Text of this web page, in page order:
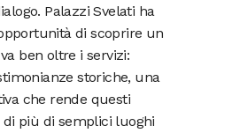
Palazzi Svelati ha
di scoprire un
ben oltre i servizi:
storiche, una
che rende questi
più di semplici luoghi